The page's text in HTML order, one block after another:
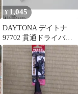
¥ 1,045
DAYTONA デイトナ
97702 貫通ドライバー
(＋)No.3